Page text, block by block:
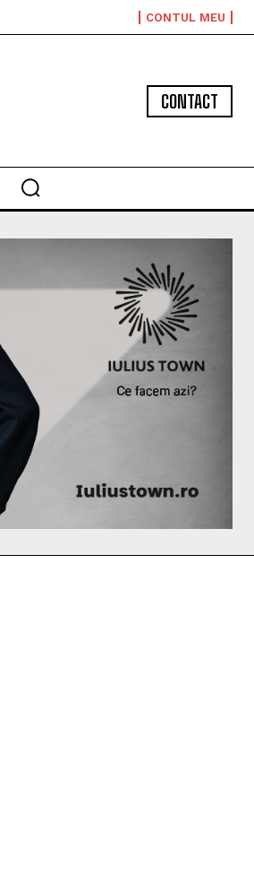
CONTUL MEU
CONTACT